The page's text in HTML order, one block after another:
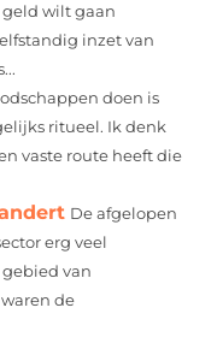
geld wilt gaan
inzet van
doen is
ritueel. Ik denk
vaste route heeft die
De afgelopen
erg veel
van
de